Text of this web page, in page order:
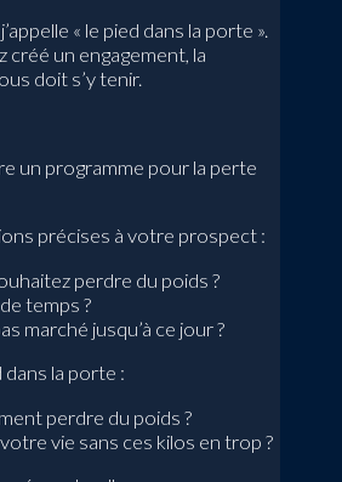
« le pied dans la porte ».
créé un engagement, la
doit s’y tenir.
un programme pour la perte
précises à votre prospect :
perdre du poids ?
temps ?
marché jusqu’à ce jour ?
la porte :
perdre du poids ?
vie sans ces kilos en trop ?